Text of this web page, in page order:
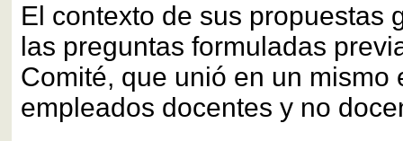
El contexto de sus propuestas
las preguntas formuladas
Comité, que unió en un mismo
empleados docentes y no